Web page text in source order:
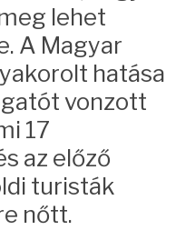
lehet
A Magyar
hatása
vonzott
17
az előző
turisták
nőtt.